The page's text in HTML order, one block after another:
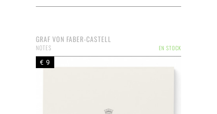
GRAF VON FABER-CASTELL
EN STOCK
NOTES
€ 9